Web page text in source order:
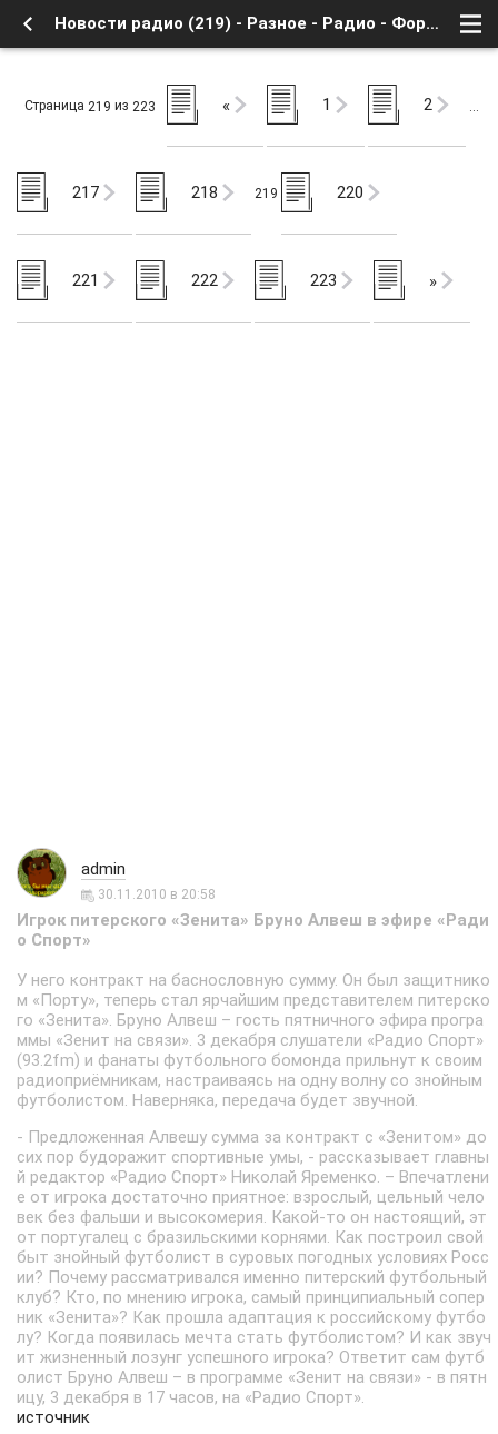
Новости радио (219) - Разное - Радио - Форум о Спутниковом Телевидении
Страница 219 из 223 « 1 2 …
217 218 219 220
221 222 223 »
admin
30.11.2010 в 20:58
Игрок питерского «Зенита» Бруно Алвеш в эфире «Ради
о Спорт»
У него контракт на баснословную сумму. Он был защитнико
м «Порту», теперь стал ярчайшим представителем питерско
го «Зенита». Бруно Алвеш – гость пятничного эфира програ
ммы «Зенит на связи». 3 декабря слушатели «Радио Спорт»
(93.2fm) и фанаты футбольного бомонда прильнут к своим
радиоприёмникам, настраиваясь на одну волну со знойным
футболистом. Наверняка, передача будет звучной.
- Предложенная Алвешу сумма за контракт с «Зенитом» до
сих пор будоражит спортивные умы, - рассказывает главны
й редактор «Радио Спорт» Николай Яременко. – Впечатлени
е от игрока достаточно приятное: взрослый, цельный чело
век без фальши и высокомерия. Какой-то он настоящий, эт
от португалец с бразильскими корнями. Как построил свой
быт знойный футболист в суровых погодных условиях Росс
ии? Почему рассматривался именно питерский футбольный
клуб? Кто, по мнению игрока, самый принципиальный сопер
ник «Зенита»? Как прошла адаптация к российскому футбо
лу? Когда появилась мечта стать футболистом? И как звуч
ит жизненный лозунг успешного игрока? Ответит сам футб
олист Бруно Алвеш – в программе «Зенит на связи» - в пятн
ицу, 3 декабря в 17 часов, на «Радио Спорт».
источник